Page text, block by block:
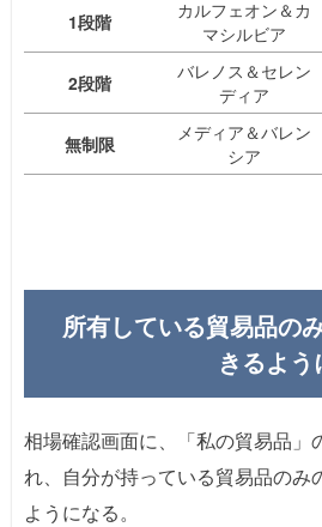
1段階
カルフェオン＆カ
マシルビア
2段階
バレノス＆セレン
ディア
無制限
メディア＆バレン
シア
所有している貿易品の
きるよう
相場確認画面に、「私の貿易品」
れ、自分が持っている貿易品のみ
ようになる。